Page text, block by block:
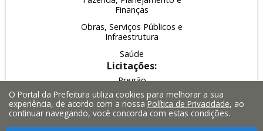
Finanças
Obras, Serviços Públicos e
Infraestrutura
Saúde
Licitações:
Pregão
Leilão
Inexigibilidade
O Portal da Prefeitura utiliza cookies para melhorar a sua
experiência, de acordo com a nossaPolítica de Privacidade, ao
continuar navegando, você concorda com estas condições.